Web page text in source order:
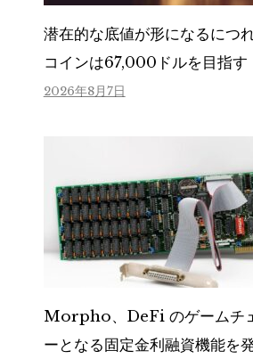
潜在的な底値が形になるにつ
コインは67,000ドルを目指す
2026年8月7日
Morpho、DeFi のゲームチ
ーとなる固定金利融資機能を